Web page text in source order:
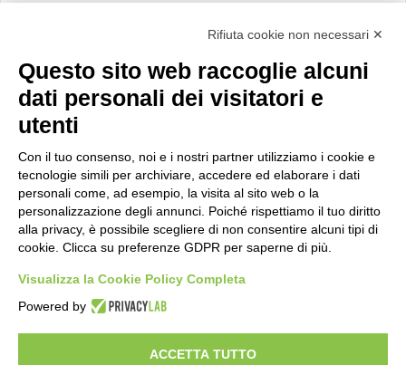
Importo netto (€):
Calcola
Scorporo IVA
Importo lordo (€):
Rifiuta cookie non necessari ✕
Questo sito web raccoglie alcuni
dati personali dei visitatori e
utenti
Con il tuo consenso, noi e i nostri partner utilizziamo i cookie e
tecnologie simili per archiviare, accedere ed elaborare i dati
personali come, ad esempio, la visita al sito web o la
personalizzazione degli annunci. Poiché rispettiamo il tuo diritto
alla privacy, è possibile scegliere di non consentire alcuni tipi di
cookie. Clicca su preferenze GDPR per saperne di più.
Visualizza la Cookie Policy Completa
Powered by
ACCETTA TUTTO